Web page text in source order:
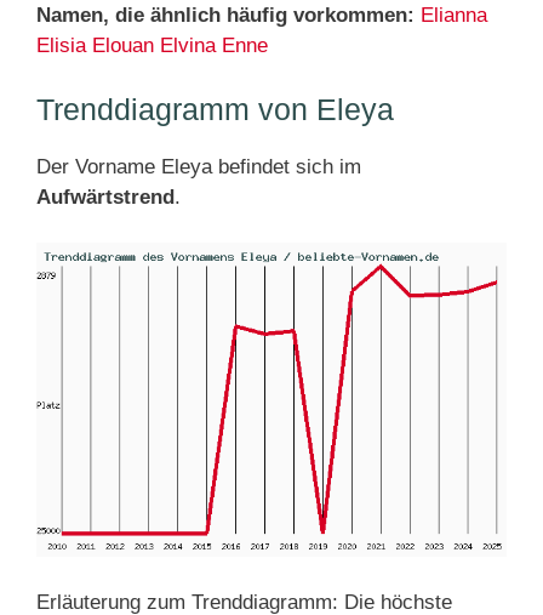
Namen, die ähnlich häufig vorkommen: Elianna
Elisia Elouan Elvina Enne
Trenddiagramm von Eleya
Der Vorname Eleya befindet sich im
Aufwärtstrend.
Erläuterung zum Trenddiagramm: Die höchste